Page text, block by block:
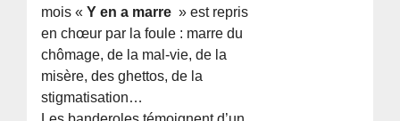
mois «Y en a marre » est repris
en chœur par la foule : marre du
chômage, de la mal-vie, de la
misère, des ghettos, de la
stigmatisation…